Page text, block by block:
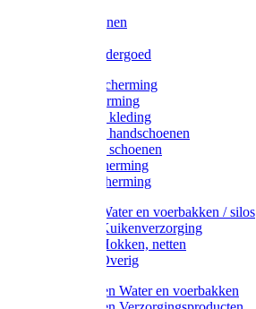
Handschoenen
Thermo ondergoed
Gehoorbescherming
Oogbescherming
Disposable kleding
Disposable handschoenen
Disposable schoenen
Mondbescherming
Hoofdbescherming
Pluimvee Water en voerbakken / silos
Pluimvee Kuikenverzorging
Pluimvee Hokken, netten
Pluimvee Overig
Knaagdieren Water en voerbakken